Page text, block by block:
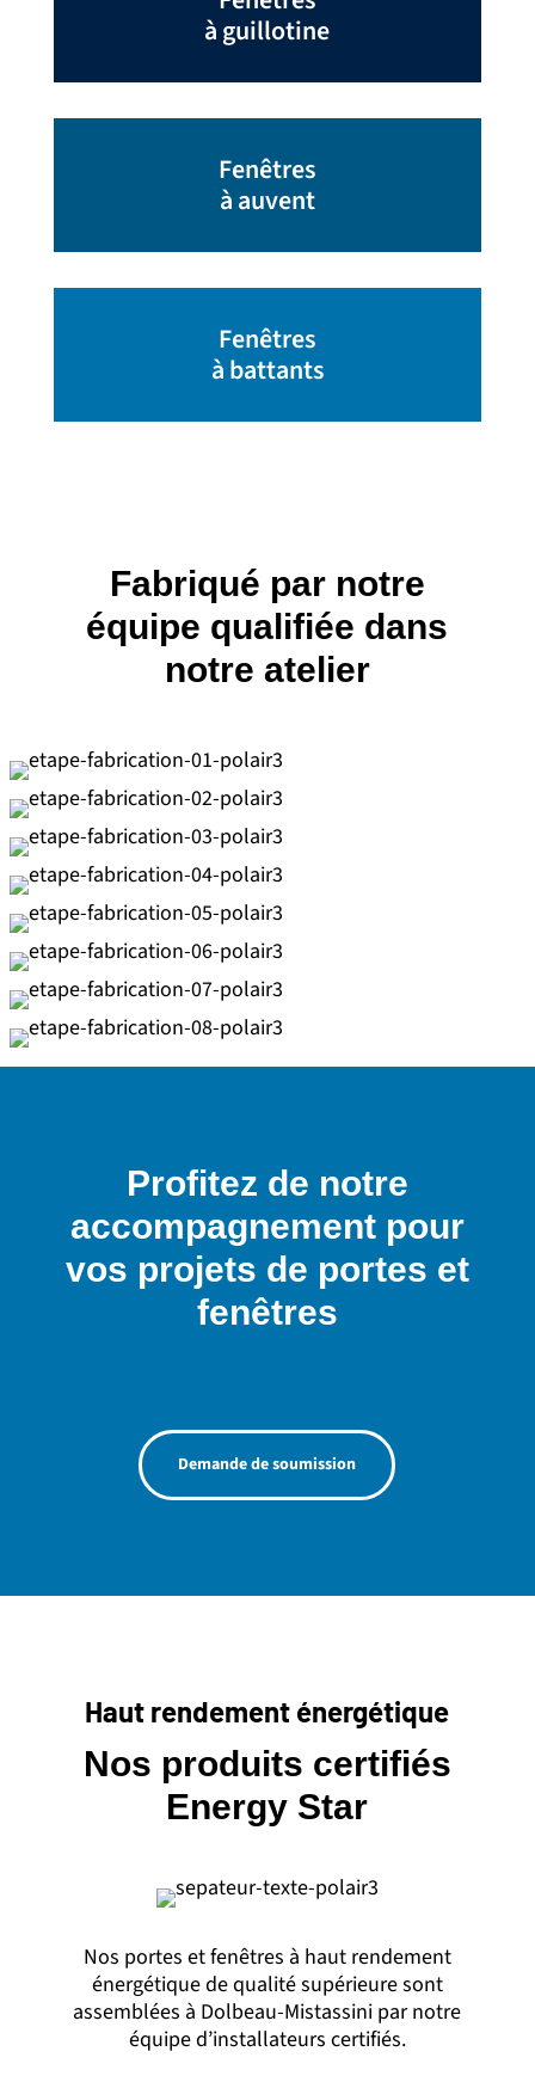
à guillotine
Fenêtres
à auvent
Fenêtres
à battants
Fabriqué par notre
équipe qualifiée dans
notre atelier
Profitez de notre
accompagnement pour
vos projets de portes et
fenêtres
Demande de soumission
Haut rendement énergétique
Nos produits certifiés
Energy Star
Nos portes et fenêtres à haut rendement
énergétique de qualité supérieure sont
assemblées à Dolbeau-Mistassini par notre
équipe d’installateurs certifiés.